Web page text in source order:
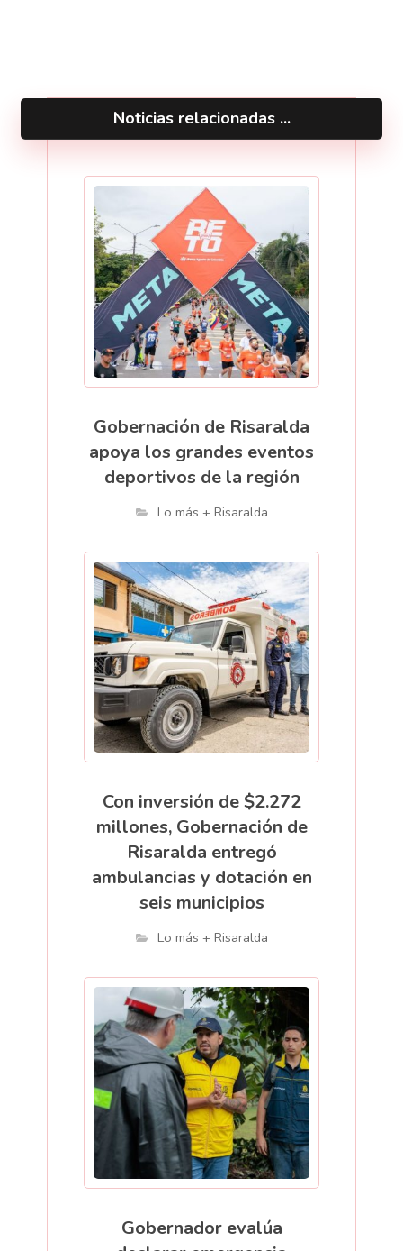
Noticias relacionadas ...
Gobernación de Risaralda
apoya los grandes eventos
deportivos de la región
Lo más + Risaralda
Con inversión de $2.272
millones, Gobernación de
Risaralda entregó
ambulancias y dotación en
seis municipios
Lo más + Risaralda
Gobernador evalúa